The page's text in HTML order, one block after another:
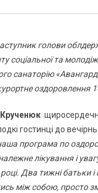
голови
соціальної та
санаторію
оздоровлення
гостинці до
програма по
лікування і
Два тижні батьки і
між собою, просто